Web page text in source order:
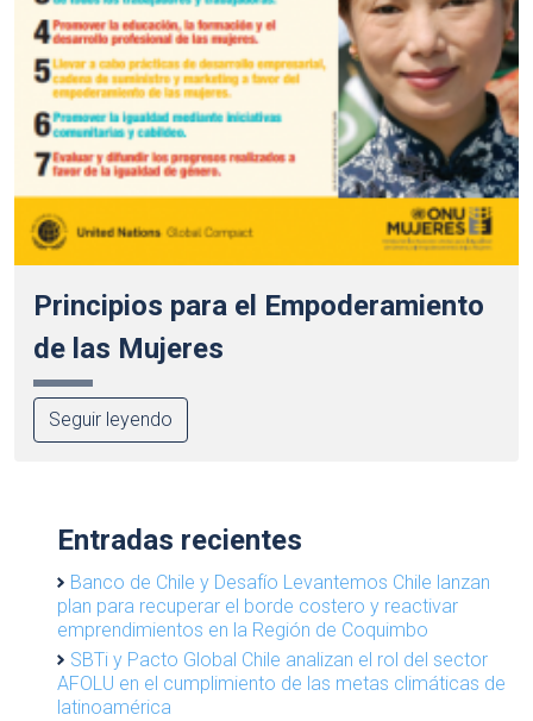
Principios para el Empoderamiento
de las Mujeres
Seguir leyendo
Entradas recientes
Banco de Chile y Desafío Levantemos Chile lanzan
plan para recuperar el borde costero y reactivar
emprendimientos en la Región de Coquimbo
SBTi y Pacto Global Chile analizan el rol del sector
AFOLU en el cumplimiento de las metas climáticas de
latinoamérica